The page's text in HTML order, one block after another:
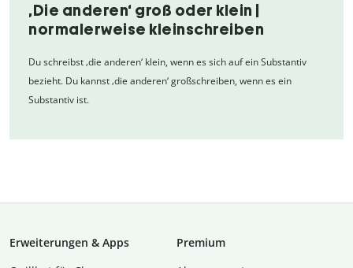
‚Die anderen‘ groß oder klein |
normalerweise kleinschreiben
Du schreibst ‚die anderen‘ klein, wenn es sich auf ein Substantiv
bezieht. Du kannst ‚die anderen‘ großschreiben, wenn es ein
Substantiv ist.
Erweiterungen & Apps
Premium